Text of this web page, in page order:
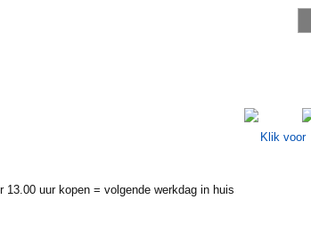
13.00 uur kopen = volgende werkdag in huis